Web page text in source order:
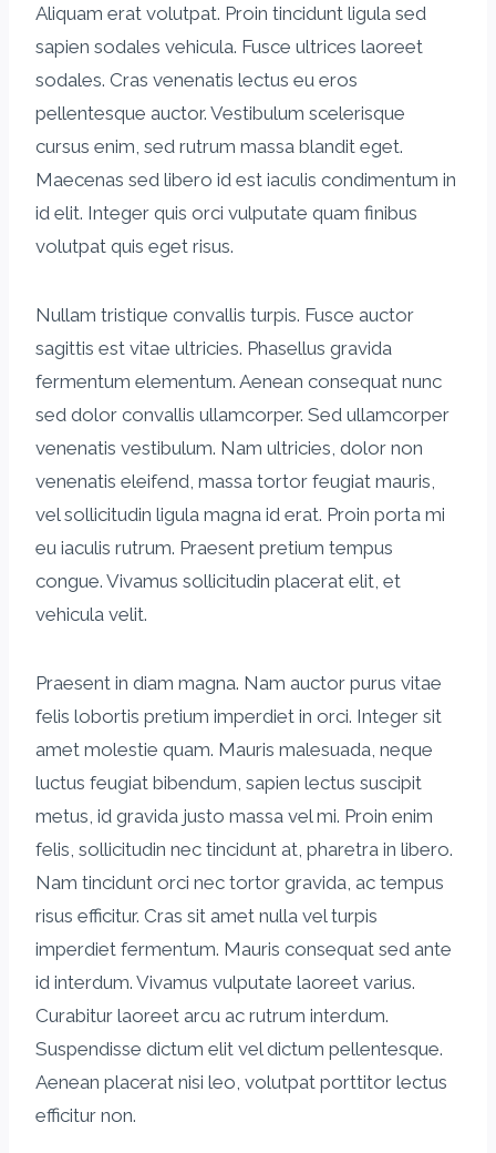
Aliquam erat volutpat. Proin tincidunt ligula sed
sapien sodales vehicula. Fusce ultrices laoreet
sodales. Cras venenatis lectus eu eros
pellentesque auctor. Vestibulum scelerisque
cursus enim, sed rutrum massa blandit eget.
Maecenas sed libero id est iaculis condimentum in
id elit. Integer quis orci vulputate quam finibus
volutpat quis eget risus.
Nullam tristique convallis turpis. Fusce auctor
sagittis est vitae ultricies. Phasellus gravida
fermentum elementum. Aenean consequat nunc
sed dolor convallis ullamcorper. Sed ullamcorper
venenatis vestibulum. Nam ultricies, dolor non
venenatis eleifend, massa tortor feugiat mauris,
vel sollicitudin ligula magna id erat. Proin porta mi
eu iaculis rutrum. Praesent pretium tempus
congue. Vivamus sollicitudin placerat elit, et
vehicula velit.
Praesent in diam magna. Nam auctor purus vitae
felis lobortis pretium imperdiet in orci. Integer sit
amet molestie quam. Mauris malesuada, neque
luctus feugiat bibendum, sapien lectus suscipit
metus, id gravida justo massa vel mi. Proin enim
felis, sollicitudin nec tincidunt at, pharetra in libero.
Nam tincidunt orci nec tortor gravida, ac tempus
risus efficitur. Cras sit amet nulla vel turpis
imperdiet fermentum. Mauris consequat sed ante
id interdum. Vivamus vulputate laoreet varius.
Curabitur laoreet arcu ac rutrum interdum.
Suspendisse dictum elit vel dictum pellentesque.
Aenean placerat nisi leo, volutpat porttitor lectus
efficitur non.